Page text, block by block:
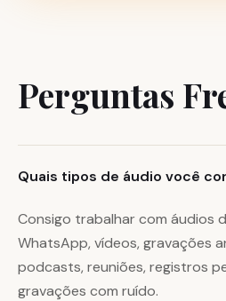
Perguntas
Quais tipos de áudio você
Consigo trabalhar com áudios
WhatsApp, vídeos, gravações
podcasts, reuniões, registros
gravações com ruído.